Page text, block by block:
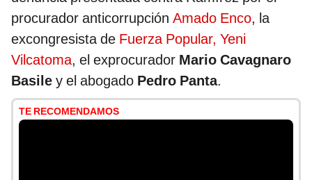
procurador anticorrupción Amado Enco, la
excongresista de Fuerza Popular, Yeni
Vilcatoma, el exprocurador Mario Cavagnaro
Basile y el abogado Pedro Panta.
TE RECOMENDAMOS